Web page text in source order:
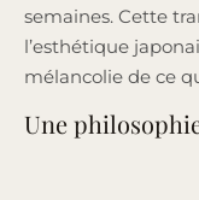
semaines. Cette
l’esthétique
mélancolie de ce
Une